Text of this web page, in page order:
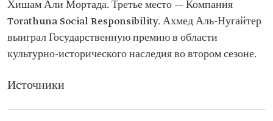
Хишам Али Мортада. Третье место — Компания
Torathuna Social Responsibility. Ахмед Аль-Нугайтер
выиграл Государственную премию в области
культурно-исторического наследия во втором сезоне.
Источники